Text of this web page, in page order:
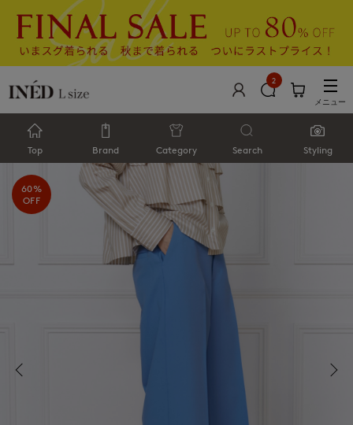
2
メニュー
Top Brand Category Search Styling
60%
OFF